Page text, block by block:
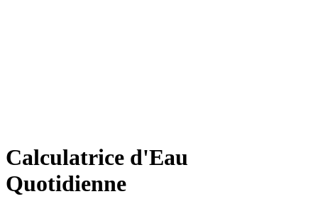
Calculatrice d'Eau
Quotidienne